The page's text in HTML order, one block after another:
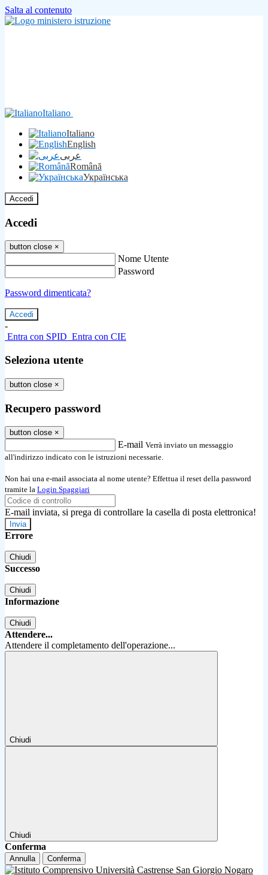
Salta al contenuto
Italiano
Italiano
English
عربى
Română
Українська
Accedi
Accedi
button close ×
Nome Utente
Password
Password dimenticata?
-
Entra con SPID Entra con CIE
Seleziona utente
button close ×
Recupero password
button close ×
E-mail Verrà inviato un messaggio
all'indirizzo indicato con le istruzioni necessarie.
Non hai una e-mail associata al nome utente? Effettua il reset della password
tramite la Login Spaggiari
E-mail inviata, si prega di controllare la casella di posta elettronica!
Errore
Chiudi
Successo
Chiudi
Informazione
Chiudi
Attendere...
Attendere il completamento dell'operazione...
Chiudi
Chiudi
Conferma
Annulla Conferma